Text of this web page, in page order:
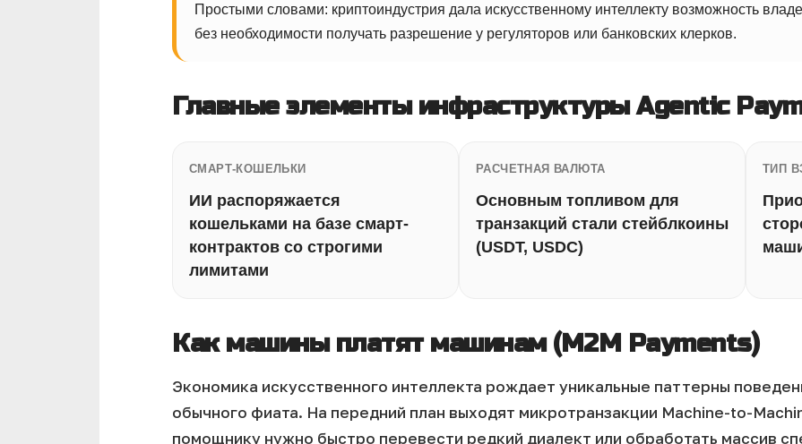
Простыми словами: криптоиндустрия дала искусственному интеллекту возможность
без необходимости получать разрешение у регуляторов или банковских клерков.
Главные элементы инфраструктуры Agentic
СМАРТ-КОШЕЛЬКИ
ИИ распоряжается
кошельками на базе смарт-
контрактов со строгими
лимитами
РАСЧЕТНАЯ ВАЛЮТА
Основным топливом для
транзакций стали стейблкоины
(USDT, USDC)
ТИП
Как машины платят машинам (M2M Payments)
Экономика искусственного интеллекта рождает уникальные паттерны
обычного фиата. На передний план выходят микротранзакции Machine-to-
помощнику нужно быстро перевести редкий диалект или обработать массив